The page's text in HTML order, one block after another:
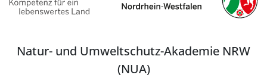
Natur- und Umweltschutz-Akademie NRW
(NUA)